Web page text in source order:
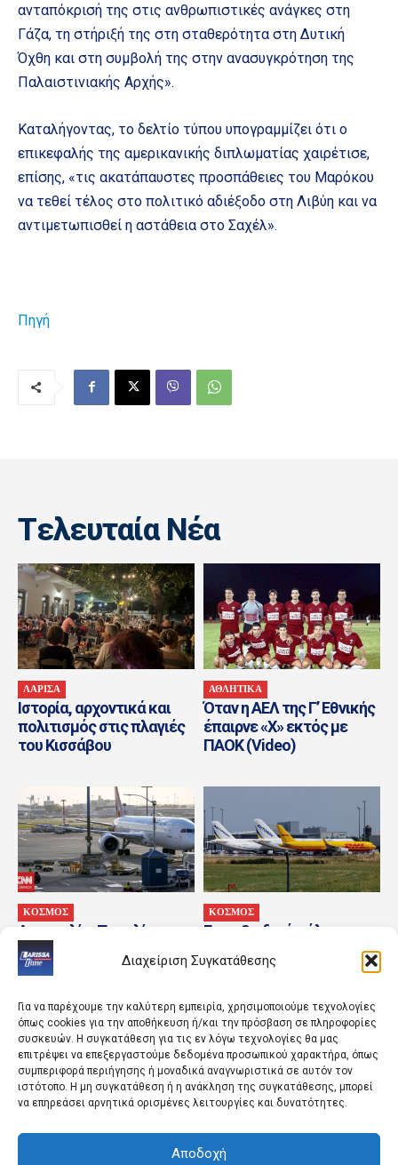
Διαχείριση Συγκατάθεσης
Για να παρέχουμε την καλύτερη εμπειρία, χρησιμοποιούμε τεχνολογίες
όπως cookies για την αποθήκευση ή/και την πρόσβαση σε πληροφορίες
συσκευών. Η συγκατάθεση για τις εν λόγω τεχνολογίες θα μας
επιτρέψει να επεξεργαστούμε δεδομένα προσωπικού χαρακτήρα, όπως
συμπεριφορά περιήγησης ή μοναδικά αναγνωριστικά σε αυτόν τον
ιστότοπο. Η μη συγκατάθεση ή η ανάκληση της συγκατάθεσης, μπορεί
να επηρεάσει αρνητικά ορισμένες λειτουργίες και δυνατότητες.
Αποδοχή
ανταπόκρισή της στις ανθρωπιστικές ανάγκες στη
Γάζα, τη στήριξή της στη σταθερότητα στη Δυτική
Όχθη και στη συμβολή της στην ανασυγκρότηση της
Παλαιστινιακής Αρχής».
Καταλήγοντας, το δελτίο τύπου υπογραμμίζει ότι ο
επικεφαλής της αμερικανικής διπλωματίας χαιρέτισε,
επίσης, «τις ακατάπαυστες προσπάθειες του Μαρόκου
να τεθεί τέλος στο πολιτικό αδιέξοδο στη Λιβύη και να
αντιμετωπισθεί η αστάθεια στο Σαχέλ».
Πηγή
Tελευταία Nέα
ΛΑΡΙΣΑ
Ιστορία, αρχοντικά και
πολιτισμός στις πλαγιές
του Κισσάβου
ΑΘΛΗΤΙΚΑ
Όταν η ΑΕΛ της Γ’ Εθνικής
έπαιρνε «Χ» εκτός με
ΠΑΟΚ (Video)
ΚΟΣΜΟΣ
Αυστραλία: Παραλίγο
σύγκρουση δύο
αεροπλάνων σε διάδρομο
ΚΟΣΜΟΣ
Για «υβριδικό πόλεμο»
προειδοποιεί η Γερμανία
ύστερα από περιστατικό
ΑΘΛΗΤΙΚΑ